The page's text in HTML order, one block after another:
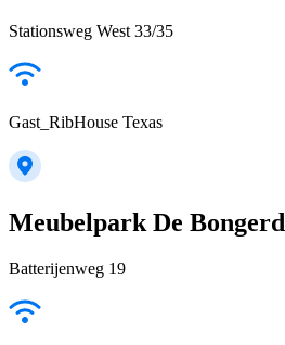
Stationsweg West 33/35
Gast_RibHouse Texas
Meubelpark De Bongerd
Batterijenweg 19